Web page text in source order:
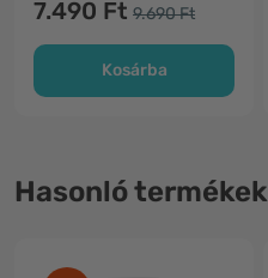
7.490 Ft 9.690 Ft
Kosárba
Hasonló termékek